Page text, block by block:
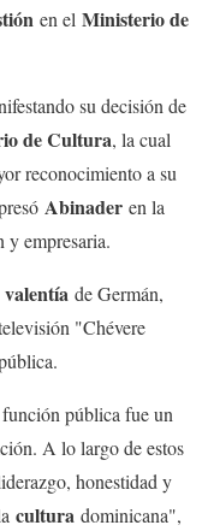
en el Ministerio de
su decisión de
de Cultura, la cual
reconocimiento a su
Abinader en la
y empresaria.
valentía de Germán,
"Chévere
pública fue un
A lo largo de estos
honestidad y
cultura dominicana",